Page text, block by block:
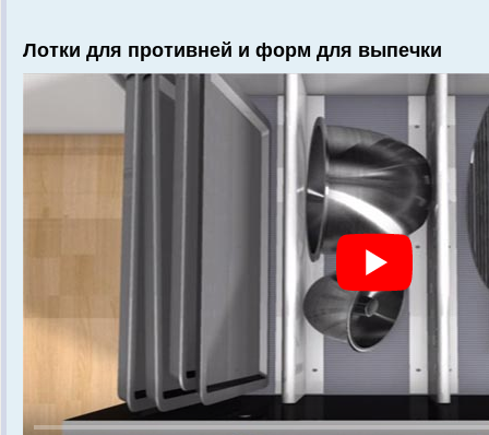
Лотки для противней и форм для выпечки